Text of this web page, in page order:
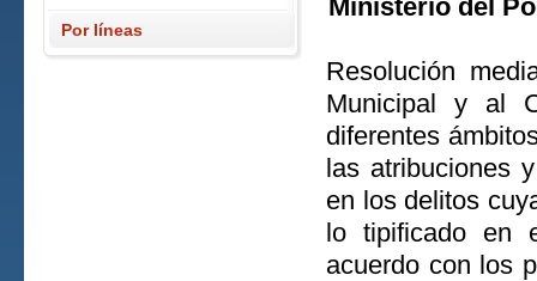
Por líneas
Ministerio del
Resolución
Municipal y al
diferentes
las atribuciones
en los delitos
lo tipificado en
acuerdo con los